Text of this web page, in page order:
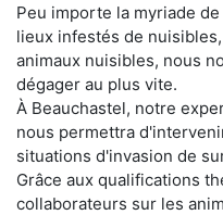
Peu importe la myriade
lieux infestés de
animaux nuisibles, nous
dégager au plus vite.
À Beauchastel, notre
nous permettra
situations d'invasion de
Grâce aux qualifications
collaborateurs sur les